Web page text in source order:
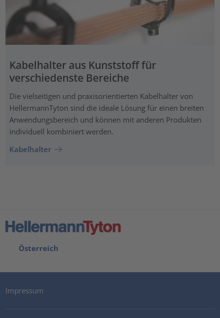
Kabelhalter aus Kunststoff für
verschiedenste Bereiche
Die vielseitigen und praxisorientierten Kabelhalter von
HellermannTyton sind die ideale Lösung für einen breiten
Anwendungsbereich und können mit anderen Produkten
individuell kombiniert werden.
Kabelhalter
Österreich
Impressum